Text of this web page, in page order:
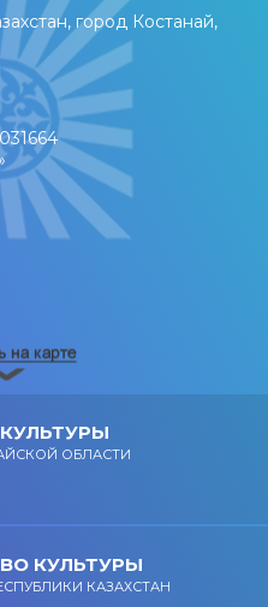
город Костанай,
ОБЛАСТИ
КУЛЬТУРЫ
КАЗАХСТАН